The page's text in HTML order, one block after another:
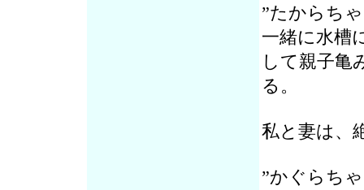
”たからち
一緒に水槽
して親子亀
る。
私と妻は、
”かぐらち